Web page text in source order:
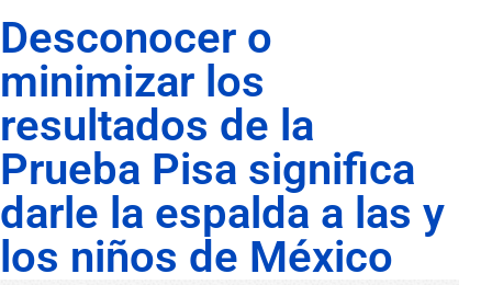
Desconocer o
minimizar los
resultados de la
Prueba Pisa significa
darle la espalda a las y
los niños de México